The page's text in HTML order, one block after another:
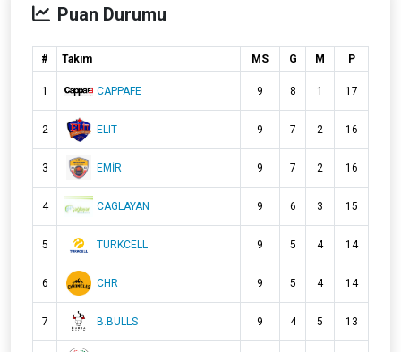
Puan Durumu
# Takım MS G M P
1 CAPPAFE 9 8 1 17
2 ELIT 9 7 2 16
3 EMİR 9 7 2 16
4 CAGLAYAN 9 6 3 15
5 TURKCELL 9 5 4 14
6 CHR 9 5 4 14
7 B.BULLS 9 4 5 13